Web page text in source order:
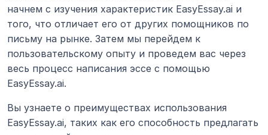
начнем с изучения характеристик EasyEssay.ai и
того, что отличает его от других помощников по
письму на рынке. Затем мы перейдем к
пользовательскому опыту и проведем вас через
весь процесс написания эссе с помощью
EasyEssay.ai.
Вы узнаете о преимуществах использования
EasyEssay.ai, таких как его способность предлагать